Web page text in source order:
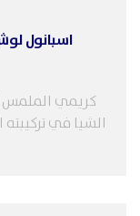
اسبانول
كريمي الملمس
الشيا في